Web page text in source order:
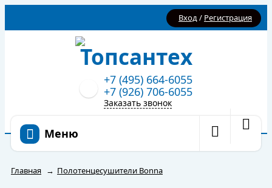
Вход/ Регистрация
+7 (495) 664-6055
+7 (926) 706-6055
Заказать звонок
Меню
Главная → Полотенцесушители Bonna